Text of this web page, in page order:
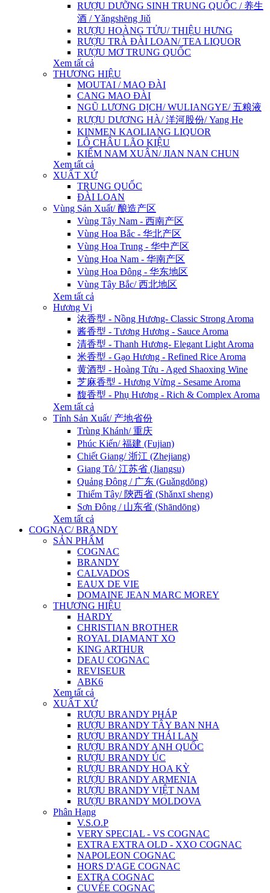
RƯỢU DƯỠNG SINH TRUNG QUỐC / 养生
酒 / Yǎngshēng Jiǔ
RƯỢU HOÀNG TỬU/ THIỆU HƯNG
RƯỢU TRÀ ĐÀI LOAN/ TEA LIQUOR
RƯỢU MƠ TRUNG QUỐC
Xem tất cả
THƯƠNG HIỆU
MOUTAI / MAO ĐÀI
CANG MAO ĐÀI
NGŨ LƯƠNG DỊCH/ WULIANGYE/ 五粮液
RƯỢU DƯƠNG HÀ/ 洋河股份/ Yang He
KINMEN KAOLIANG LIQUOR
LÔ CHÂU LÃO KIỆU
KIẾM NAM XUÂN/ JIAN NAN CHUN
Xem tất cả
XUẤT XỨ
TRUNG QUỐC
ĐÀI LOAN
Vùng Sản Xuất/ 酿造产区
Vùng Tây Nam - 西南产区
Vùng Hoa Bắc - 华北产区
Vùng Hoa Trung - 华中产区
Vùng Hoa Nam - 华南产区
Vùng Hoa Đông - 华东地区
Vùng Tây Bắc/ 西北地区
Xem tất cả
Hương Vị
浓香型 - Nồng Hương- Classic Strong Aroma
酱香型 - Tương Hương - Sauce Aroma
清香型 - Thanh Hương- Elegant Light Aroma
米香型 - Gạo Hương - Refined Rice Aroma
黄酒型 - Hoàng Tửu - Aged Shaoxing Wine
芝麻香型 - Hương Vừng - Sesame Aroma
馥香型 - Phụ Hương - Rich & Complex Aroma
Xem tất cả
Tỉnh Sản Xuất/ 产地省份
Trùng Khánh/ 重庆
Phúc Kiến/ 福建 (Fujian)
Chiết Giang/ 浙江 (Zhejiang)
Giang Tô/ 江苏省 (Jiangsu)
Quảng Đông / 广东 (Guǎngdōng)
Thiểm Tây/ 陝西省 (Shǎnxī sheng)
Sơn Đông / 山东省 (Shāndōng)
Xem tất cả
COGNAC/ BRANDY
SẢN PHẨM
COGNAC
BRANDY
CALVADOS
EAUX DE VIE
DOMAINE JEAN MARC MOREY
THƯƠNG HIỆU
HARDY
CHRISTIAN BROTHER
ROYAL DIAMANT XO
KING ARTHUR
DEAU COGNAC
REVISEUR
ABK6
Xem tất cả
XUẤT XỨ
RƯỢU BRANDY PHÁP
RƯỢU BRANDY TÂY BAN NHA
RƯỢU BRANDY THÁI LAN
RƯỢU BRANDY ANH QUỐC
RƯỢU BRANDY ÚC
RƯỢU BRANDY HOA KỲ
RƯỢU BRANDY ARMENIA
RƯỢU BRANDY VIỆT NAM
RƯỢU BRANDY MOLDOVA
Phân Hạng
V.S.O.P
VERY SPECIAL - VS COGNAC
EXTRA EXTRA OLD - XXO COGNAC
NAPOLEON COGNAC
HORS D'AGE COGNAC
EXTRA COGNAC
CUVÉE COGNAC